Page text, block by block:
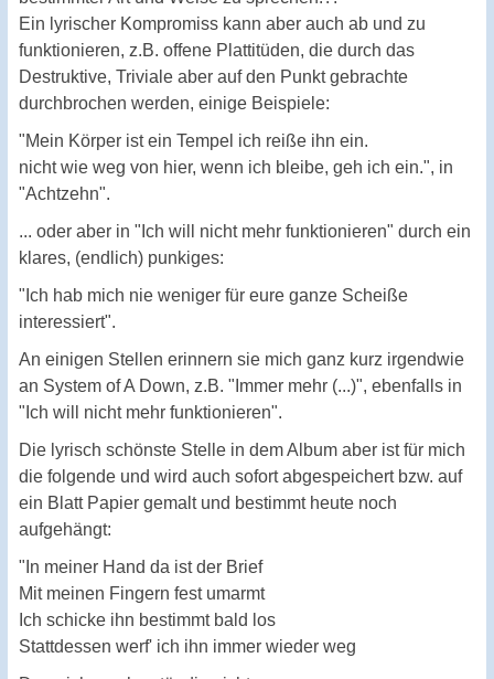
Ein lyrischer Kompromiss kann aber auch ab und zu
funktionieren, z.B. offene Plattitüden, die durch das
Destruktive, Triviale aber auf den Punkt gebrachte
durchbrochen werden, einige Beispiele:
"Mein Körper ist ein Tempel ich reiße ihn ein.
nicht wie weg von hier, wenn ich bleibe, geh ich ein.", in
"Achtzehn".
... oder aber in "Ich will nicht mehr funktionieren" durch ein
klares, (endlich) punkiges:
"Ich hab mich nie weniger für eure ganze Scheiße
interessiert".
An einigen Stellen erinnern sie mich ganz kurz irgendwie
an System of A Down, z.B. "Immer mehr (...)", ebenfalls in
"Ich will nicht mehr funktionieren".
Die lyrisch schönste Stelle in dem Album aber ist für mich
die folgende und wird auch sofort abgespeichert bzw. auf
ein Blatt Papier gemalt und bestimmt heute noch
aufgehängt:
"In meiner Hand da ist der Brief
Mit meinen Fingern fest umarmt
Ich schicke ihn bestimmt bald los
Stattdessen werf' ich ihn immer wieder weg